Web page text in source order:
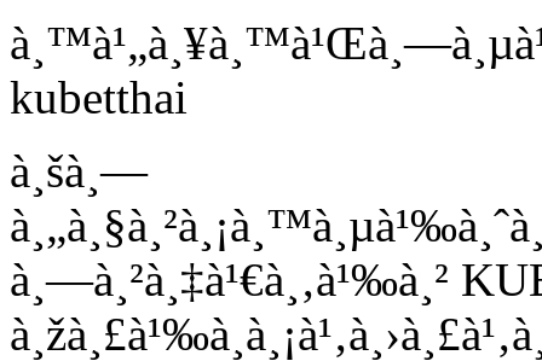
kubetthai
à¸šà¸—
à¸—à¸²à¸‡à¹€à¸‚à¹‰à¸²